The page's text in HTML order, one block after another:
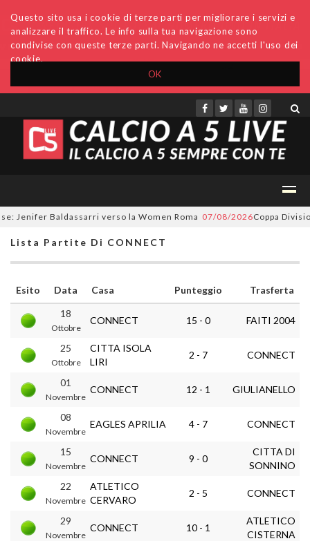
OK
Questo sito usa i cookie di terze parti per migliorare i servizi e
analizzare il traffico. Le info sulla tua navigazione sono
condivise con queste terze parti. Navigando ne accetti l'uso dei
cookie.
Accedi Archivio Invio comunicati Redazione
Baldassarri verso la Women Roma 07/08/2026Coppa
Lista Partite Di CONNECT
Esito Data Casa Punteggio
Trasferta
18
Ottobre
CONNECT 15 - 0 FAITI 2004
25
Ottobre
CITTA ISOLA
LIRI
2 - 7 CONNECT
01
Novembre
CONNECT 12 - 1 GIULIANELLO
08
Novembre
EAGLES APRILIA 4 - 7 CONNECT
15
Novembre
CONNECT 9 - 0
CITTA DI
SONNINO
22
Novembre
ATLETICO
CERVARO
2 - 5 CONNECT
29
Novembre
CONNECT 10 - 1
ATLETICO
CISTERNA